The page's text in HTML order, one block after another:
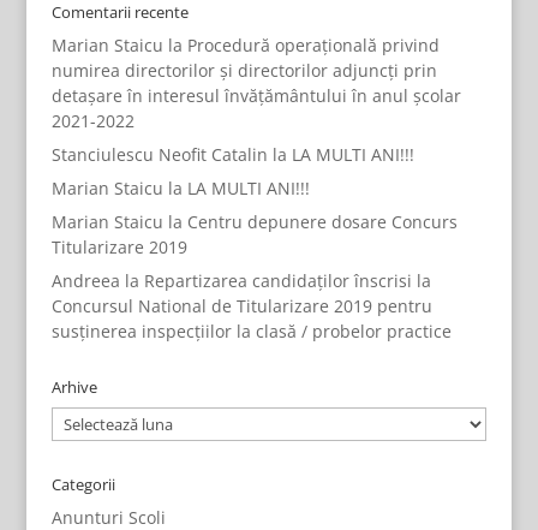
Comentarii recente
Marian Staicu la Procedură operațională privind
numirea directorilor și directorilor adjuncți prin
detașare în interesul învățământului în anul școlar
2021-2022
Stanciulescu Neofit Catalin la LA MULTI ANI!!!
Marian Staicu la LA MULTI ANI!!!
Marian Staicu la Centru depunere dosare Concurs
Titularizare 2019
Andreea la Repartizarea candidaților înscrisi la
Concursul National de Titularizare 2019 pentru
susținerea inspecțiilor la clasă / probelor practice
Arhive
Arhive
Categorii
Anunturi Scoli